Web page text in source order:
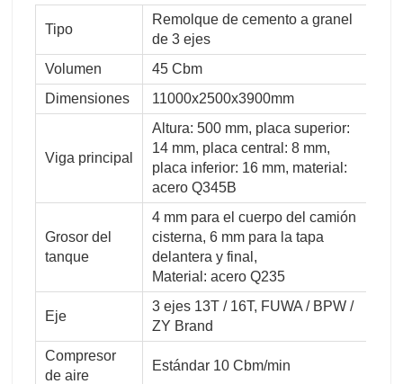
Tipo
Remolque de cemento a granel
de 3 ejes
Volumen
45 Cbm
Dimensiones
11000x2500x3900mm
Viga principal
Altura: 500 mm, placa superior:
14 mm, placa central: 8 mm,
placa inferior: 16 mm, material:
acero Q345B
Grosor del
tanque
4 mm para el cuerpo del camión
cisterna, 6 mm para la tapa
delantera y final,
Material: acero Q235
Eje
3 ejes 13T / 16T, FUWA / BPW /
ZY Brand
Compresor
de aire
Estándar 10 Cbm/min